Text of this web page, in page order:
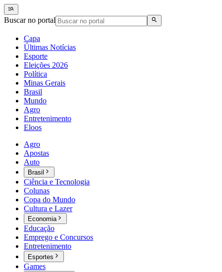
Buscar no portal
Capa
Últimas Notícias
Esporte
Eleições 2026
Política
Minas Gerais
Brasil
Mundo
Agro
Entretenimento
Eloos
Agro
Apostas
Auto
Brasil
Ciência e Tecnologia
Colunas
Copa do Mundo
Cultura e Lazer
Economia
Educação
Emprego e Concursos
Entretenimento
Esportes
Games